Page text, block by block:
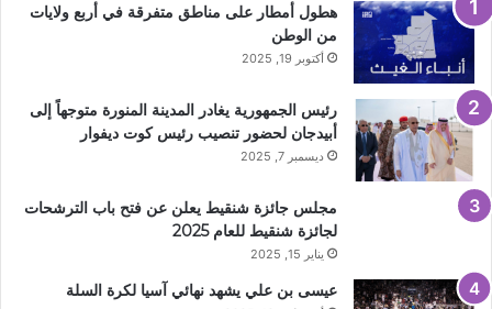
هطول أمطار على مناطق متفرقة في أربع ولايات
من الوطن
أكتوبر 19, 2025
رئيس الجمهورية يغادر المدينة المنورة متوجهاً إلى
أبيدجان لحضور تنصيب رئيس كوت ديفوار
ديسمبر 7, 2025
مجلس جائزة شنقيط يعلن عن فتح باب الترشحات
لجائزة شنقيط للعام 2025
يناير 15, 2025
عيسى بن علي يشهد نهائي آسيا لكرة السلة